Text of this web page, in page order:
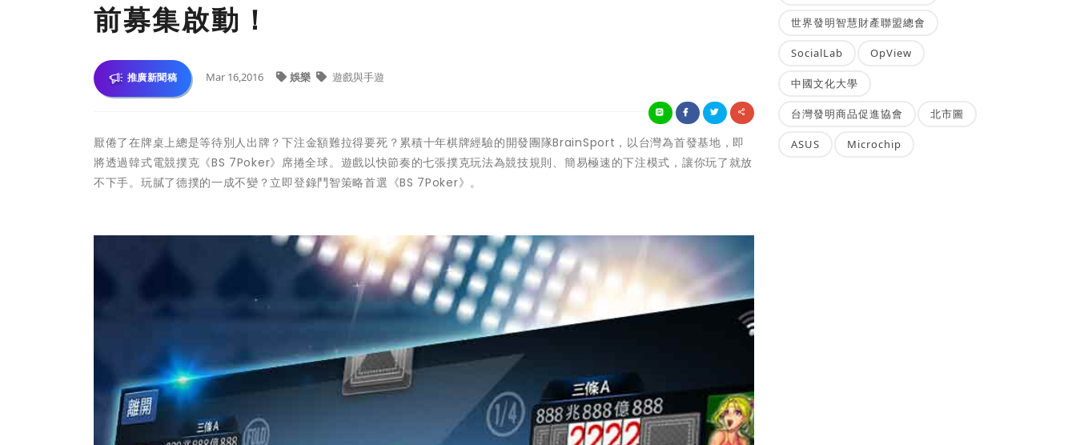
前募集啟動！
推廣新聞稿 Mar 16,2016 娛樂 遊戲與手遊
厭倦了在牌桌上總是等待別人出牌？下注金額難拉得要死？累積十年棋牌經驗的開發團隊BrainSport，以台灣為首發基地，即
將透過韓式電競撲克《BS 7Poker》席捲全球。遊戲以快節奏的七張撲克玩法為競技規則、簡易極速的下注模式，讓你玩了就放
不下手。玩膩了德撲的一成不變？立即登錄鬥智策略首選《BS 7Poker》。
世界發明智慧財產聯盟總會
SocialLab OpView
中國文化大學
台灣發明商品促進協會 北市圖
ASUS Microchip